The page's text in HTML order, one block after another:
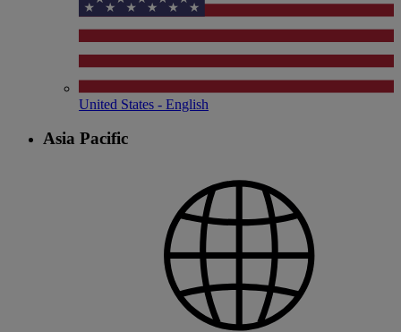
United States - English
Asia Pacific